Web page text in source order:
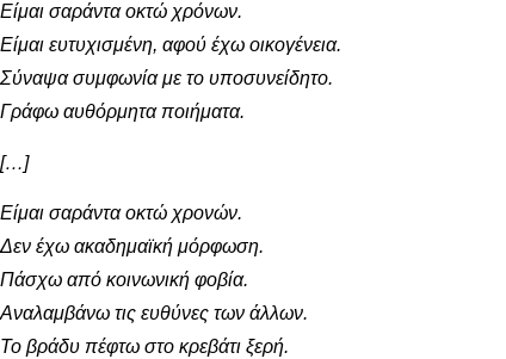
Είμαι σαράντα οκτώ χρόνων.
Είμαι ευτυχισμένη, αφού έχω οικογένεια.
Σύναψα συμφωνία με το υποσυνείδητο.
Γράφω αυθόρμητα ποιήματα.
[…]
Είμαι σαράντα οκτώ χρονών.
Δεν έχω ακαδημαϊκή μόρφωση.
Πάσχω από κοινωνική φοβία.
Αναλαμβάνω τις ευθύνες των άλλων.
Το βράδυ πέφτω στο κρεβάτι ξερή.